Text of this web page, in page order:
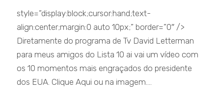
style=”display:block;cursor:hand;text-
align:center;margin:0 auto 10px;” border=”0″ />
Diretamente do programa de Tv David Letterman
para meus amigos do Lista 10 ai vai um vídeo com
os 10 momentos mais engraçados do presidente
dos EUA. Clique Aqui ou na imagem....